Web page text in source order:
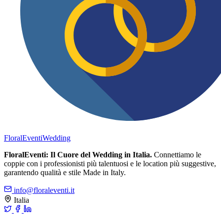
FloralEventiWedding
FloralEventi: Il Cuore del Wedding in Italia. Connettiamo le
coppie con i professionisti più talentuosi e le location più suggestive,
garantendo qualità e stile Made in Italy.
info@floraleventi.it
Italia